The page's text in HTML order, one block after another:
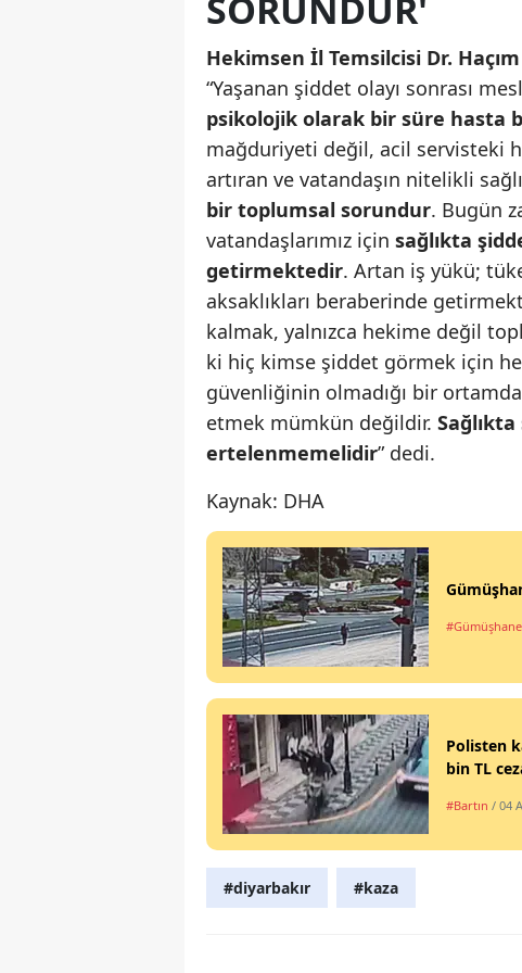
Hekimsen İl Temsilcisi Dr.
“Yaşanan şiddet olayı sonrası
psikolojik olarak bir süre hasta
mağduriyeti değil, acil servisteki
artıran ve vatandaşın nitelikli
bir toplumsal sorundur. Bugün
vatandaşlarımız için sağlıkta
getirmektedir. Artan iş yükü;
aksaklıkları beraberinde
kalmak, yalnızca hekime değil
ki hiç kimse şiddet görmek için
güvenliğinin olmadığı bir
etmek mümkün değildir.
ertelenmemelidir” dedi.
Kaynak: DHA
#Gümüşhane
Polisten
bin TL
#Bartın / 04
#diyarbakır #kaza